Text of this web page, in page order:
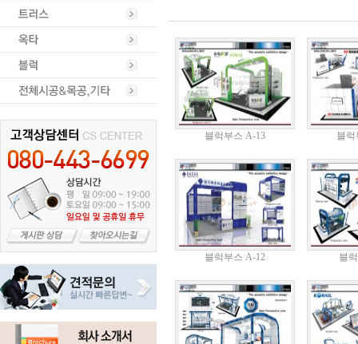
블럭부스 A-13 블럭
블럭부스 A-12 블